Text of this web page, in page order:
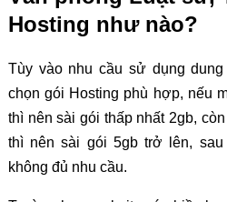
Hosting như nào?
Tùy vào nhu cầu sử dụng
chọn gói Hosting phù hợp, nếu
thì nên sài gói thấp nhất 2gb,
thì nên sài gói 5gb trở lên,
không đủ nhu cầu.